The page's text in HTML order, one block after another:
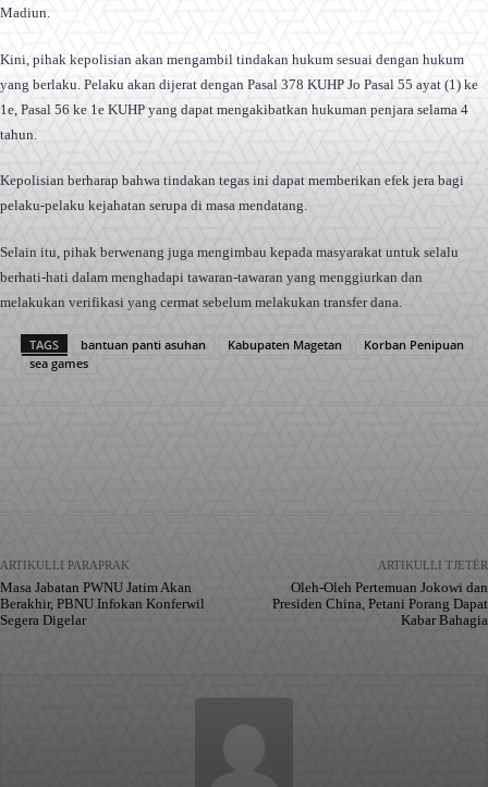
Madiun.
Kini, pihak kepolisian akan mengambil tindakan hukum sesuai dengan hukum
yang berlaku. Pelaku akan dijerat dengan Pasal 378 KUHP Jo Pasal 55 ayat (1) ke
1e, Pasal 56 ke 1e KUHP yang dapat mengakibatkan hukuman penjara selama 4
tahun.
Kepolisian berharap bahwa tindakan tegas ini dapat memberikan efek jera bagi
pelaku-pelaku kejahatan serupa di masa mendatang.
Selain itu, pihak berwenang juga mengimbau kepada masyarakat untuk selalu
berhati-hati dalam menghadapi tawaran-tawaran yang menggiurkan dan
melakukan verifikasi yang cermat sebelum melakukan transfer dana.
TAGS bantuan panti asuhan Kabupaten Magetan
Korban Penipuan
sea games
ARTIKULLI PARAPRAK
Masa Jabatan PWNU Jatim Akan
Berakhir, PBNU Infokan Konferwil
Segera Digelar
ARTIKULLI TJETËR
Oleh-Oleh Pertemuan Jokowi dan
Presiden China, Petani Porang Dapat
Kabar Bahagia